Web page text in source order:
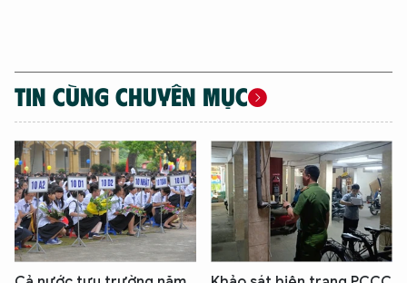
TIN CÙNG CHUYÊN MỤC